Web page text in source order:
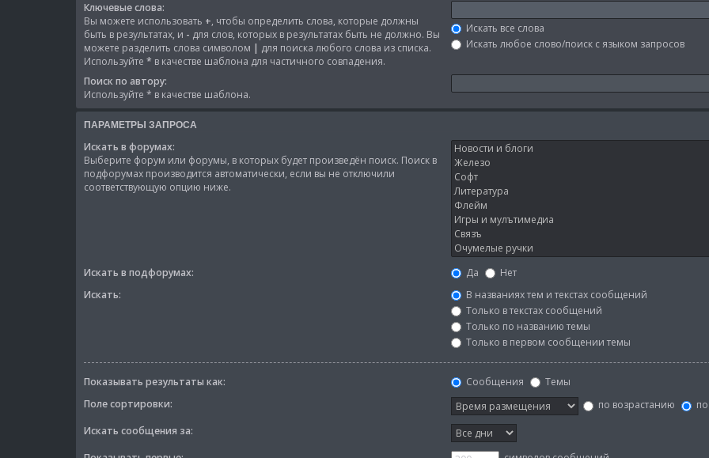
Ключевые слова:
Вы можете использовать +, чтобы определить слова, которые должны
быть в результатах, и - для слов, которых в результатах быть не должно. Вы
можете разделить слова символом | для поиска любого слова из списка.
Используйте * в качестве шаблона для частичного совпадения.
Искать все слова
Искать любое слово/поиск с языком запросов
Поиск по автору:
Используйте * в качестве шаблона.
ПАРАМЕТРЫ ЗАПРОСА
Искать в форумах:
Выберите форум или форумы, в которых будет произведён поиск. Поиск в
подфорумах производится автоматически, если вы не отключили
соответствующую опцию ниже.
Искать в подфорумах: Да
Нет
Искать:
В названиях тем и текстах сообщений
Только в текстах сообщений
Только по названию темы
Только в первом сообщении темы
Показывать результаты как: Сообщения
Темы
Поле сортировки:
по возрастанию
Искать сообщения за: